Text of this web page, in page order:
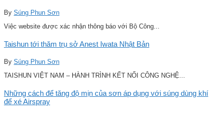
By Súng Phun Sơn
Việc website được xác nhận thông báo với Bộ Công...
Taishun tới thăm trụ sở Anest Iwata Nhật Bản
By Súng Phun Sơn
TAISHUN VIỆT NAM – HÀNH TRÌNH KẾT NỐI CÔNG NGHỆ...
Những cách để tăng độ mịn của sơn áp dụng với súng dùng khí
để xé Airspray